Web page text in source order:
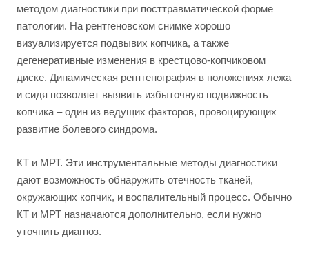
методом диагностики при посттравматической форме
патологии. На рентгеновском снимке хорошо
визуализируется подвывих копчика, а также
дегенеративные изменения в крестцово-копчиковом
диске. Динамическая рентгенография в положениях лежа
и сидя позволяет выявить избыточную подвижность
копчика – один из ведущих факторов, провоцирующих
развитие болевого синдрома.
КТ и МРТ. Эти инструментальные методы диагностики
дают возможность обнаружить отечность тканей,
окружающих копчик, и воспалительный процесс. Обычно
КТ и МРТ назначаются дополнительно, если нужно
уточнить диагноз.